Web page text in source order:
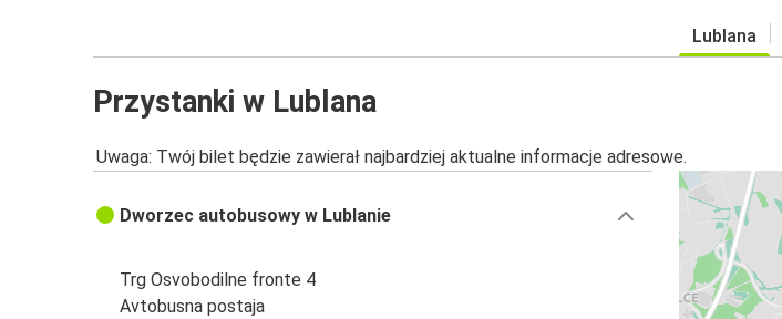
Lublana
Przystanki w Lublana
Uwaga: Twój bilet będzie zawierał najbardziej aktualne informacje adresowe.
Dworzec autobusowy w Lublanie
Trg Osvobodilne fronte 4
Avtobusna postaja